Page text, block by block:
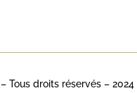
– Tous droits réservés – 2024